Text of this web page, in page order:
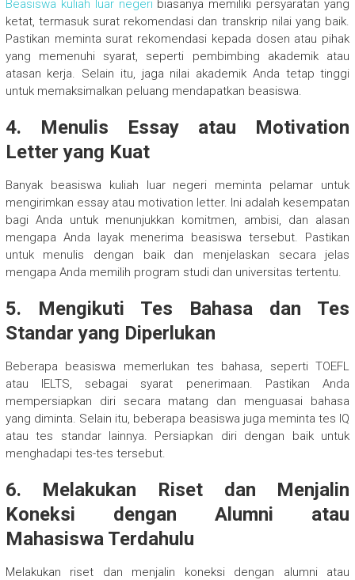
Beasiswa kuliah luar negeribiasanya memiliki persyaratan yang
ketat, termasuk surat rekomendasi dan transkrip nilai yang baik.
Pastikan meminta surat rekomendasi kepada dosen atau pihak
yang memenuhi syarat, seperti pembimbing akademik atau
atasan kerja. Selain itu, jaga nilai akademik Anda tetap tinggi
untuk memaksimalkan peluang mendapatkan beasiswa.
4. Menulis Essay atau Motivation
Letter yang Kuat
Banyak beasiswa kuliah luar negeri meminta pelamar untuk
mengirimkan essay atau motivation letter. Ini adalah kesempatan
bagi Anda untuk menunjukkan komitmen, ambisi, dan alasan
mengapa Anda layak menerima beasiswa tersebut. Pastikan
untuk menulis dengan baik dan menjelaskan secara jelas
mengapa Anda memilih program studi dan universitas tertentu.
5. Mengikuti Tes Bahasa dan Tes
Standar yang Diperlukan
Beberapa beasiswa memerlukan tes bahasa, seperti TOEFL
atau IELTS, sebagai syarat penerimaan. Pastikan Anda
mempersiapkan diri secara matang dan menguasai bahasa
yang diminta. Selain itu, beberapa beasiswa juga meminta tes IQ
atau tes standar lainnya. Persiapkan diri dengan baik untuk
menghadapi tes-tes tersebut.
6. Melakukan Riset dan Menjalin
Koneksi dengan Alumni atau
Mahasiswa Terdahulu
Melakukan riset dan menjalin koneksi dengan alumni atau